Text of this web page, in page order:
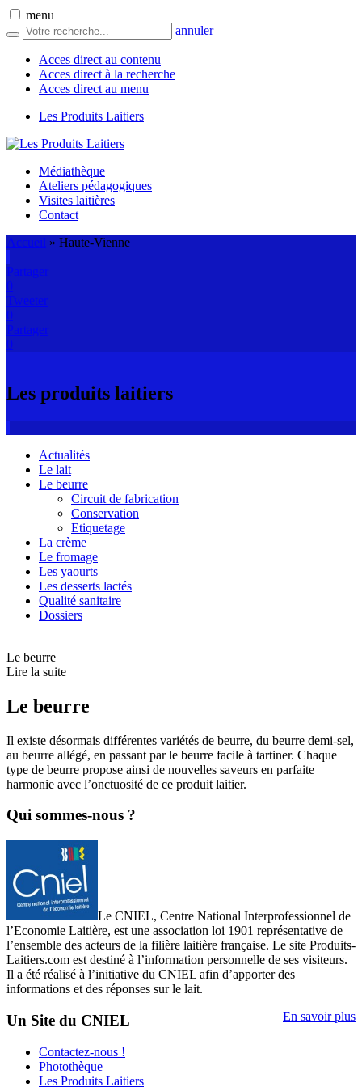
menu
annuler
Acces direct au contenu
Acces direct à la recherche
Acces direct au menu
Les Produits Laitiers
Médiathèque
Ateliers pédagogiques
Visites laitières
Contact
Accueil » Haute-Vienne
Partager
0
Tweeter
0
Partager
0
Les produits laitiers
Actualités
Le lait
Le beurre
Circuit de fabrication
Conservation
Etiquetage
La crème
Le fromage
Les yaourts
Les desserts lactés
Qualité sanitaire
Dossiers
Le beurre
Lire la suite
Le beurre
Il existe désormais différentes variétés de beurre, du beurre demi-sel,
au beurre allégé, en passant par le beurre facile à tartiner. Chaque
type de beurre propose ainsi de nouvelles saveurs en parfaite
harmonie avec l’onctuosité de ce produit laitier.
Qui sommes-nous ?
Le CNIEL, Centre National Interprofessionnel de
l’Economie Laitière, est une association loi 1901 représentative de
l’ensemble des acteurs de la filière laitière française. Le site Produits-
Laitiers.com est destiné à l’information personnelle de ses visiteurs.
Il a été réalisé à l’initiative du CNIEL afin d’apporter des
informations et des réponses sur le lait.
En savoir plus
Un Site du CNIEL
Contactez-nous !
Photothèque
Les Produits Laitiers